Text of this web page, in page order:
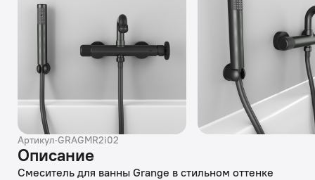
Артикул·GRAGMR2i02
Описание
Смеситель для ванны Grange в стильном оттенке